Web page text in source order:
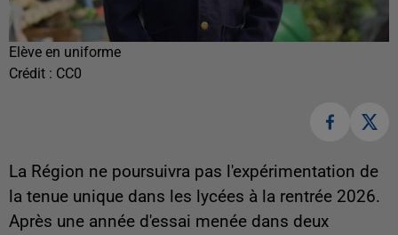
Elève en uniforme
Crédit : CC0
La Région ne poursuivra pas l'expérimentation de
la tenue unique dans les lycées à la rentrée 2026.
Après une année d'essai menée dans deux